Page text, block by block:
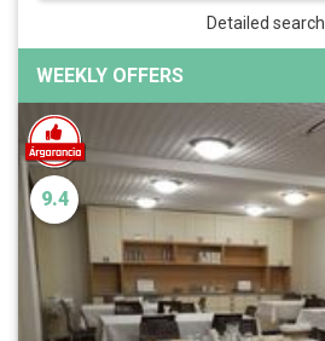
Detailed search
WEEKLY OFFERS
9.4